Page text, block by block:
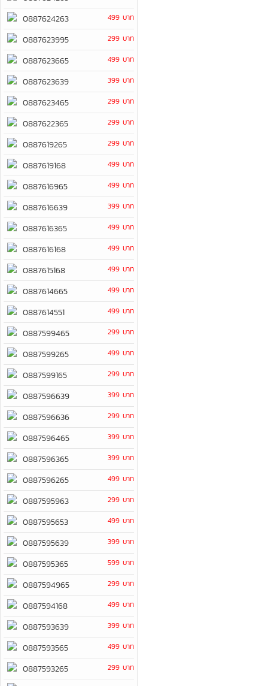
0887624263 499 บาท
0887623995 299 บาท
0887623665 499 บาท
0887623639 399 บาท
0887623465 299 บาท
0887622365 299 บาท
0887619265 299 บาท
0887619168 499 บาท
0887616965 499 บาท
0887616639 399 บาท
0887616365 499 บาท
0887616168 499 บาท
0887615168 499 บาท
0887614665 499 บาท
0887614551 499 บาท
0887599465 299 บาท
0887599265 499 บาท
0887599165 299 บาท
0887596639 399 บาท
0887596636 299 บาท
0887596465 399 บาท
0887596365 399 บาท
0887596265 499 บาท
0887595963 299 บาท
0887595653 499 บาท
0887595639 399 บาท
0887595365 599 บาท
0887594965 299 บาท
0887594168 499 บาท
0887593639 399 บาท
0887593565 499 บาท
0887593265 299 บาท